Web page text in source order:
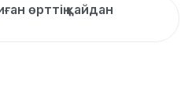
өрттің қайдан